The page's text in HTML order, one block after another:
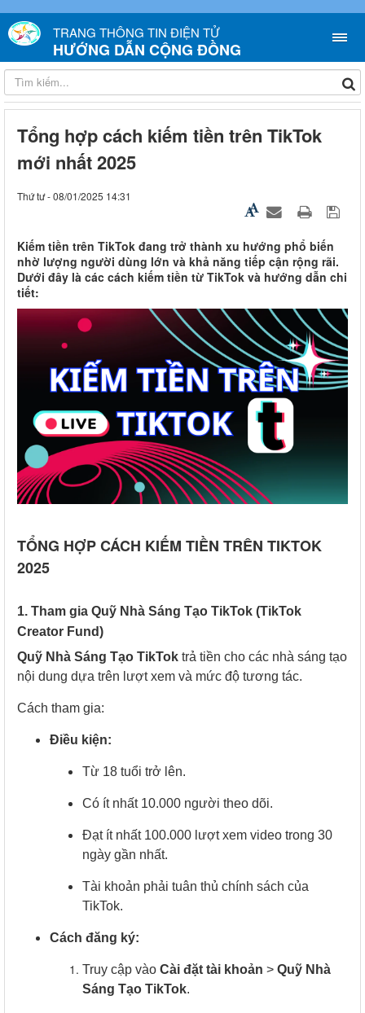
TRANG THÔNG TIN ĐIỆN TỬ
HƯỚNG DẪN CỘNG ĐỒNG
Tổng hợp cách kiếm tiền trên TikTok
mới nhất 2025
Thứ tư - 08/01/2025 14:31
Kiếm tiền trên TikTok đang trở thành xu hướng phổ biến
nhờ lượng người dùng lớn và khả năng tiếp cận rộng rãi.
Dưới đây là các cách kiếm tiền từ TikTok và hướng dẫn chi
tiết:
TỔNG HỢP CÁCH KIẾM TIỀN TRÊN TIKTOK
2025
1. Tham gia Quỹ Nhà Sáng Tạo TikTok (TikTok
Creator Fund)
Quỹ Nhà Sáng Tạo TikTok trả tiền cho các nhà sáng tạo
nội dung dựa trên lượt xem và mức độ tương tác.
Cách tham gia:
Điều kiện:
Từ 18 tuổi trở lên.
Có ít nhất 10.000 người theo dõi.
Đạt ít nhất 100.000 lượt xem video trong 30
ngày gần nhất.
Tài khoản phải tuân thủ chính sách của
TikTok.
Cách đăng ký:
Truy cập vào Cài đặt tài khoản > Quỹ Nhà
Sáng Tạo TikTok.